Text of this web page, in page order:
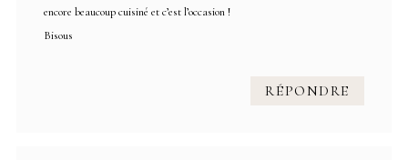
encore beaucoup cuisiné et c’est l’occasion !
Bisous
RÉPONDRE